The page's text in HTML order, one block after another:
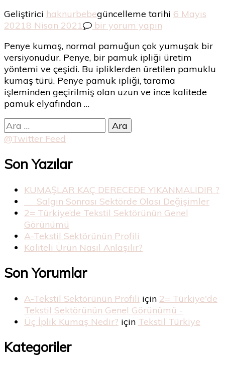
Geliştirici haknurbebegüncelleme tarihi 6 Mayıs
20218 Nisan 2021
Penye
Nedir?
için
bir yorum yapın
Penye kumaş, normal pamuğun çok yumuşak bir
versiyonudur. Penye, bir pamuk ipliği üretim
yöntemi ve çeşidi. Bu ipliklerden üretilen pamuklu
kumaş türü. Penye pamuk ipliği, tarama
işleminden geçirilmiş olan uzun ve ince kalitede
pamuk elyafından …
Arama:
@Twitter Feed
Son Yazılar
KUMAŞLAR KAÇ DERECEDE YIKANMALIDIR ?
Salgın Sonrası Sektörde Olası Değişimler
2= Türkiye’de Tekstil Sektörünün Genel
Görünümü
A-Tekstil Sektörünün Profili
Kaliteli Ürün Nasıl Anlaşılır?
Son Yorumlar
A-Tekstil Sektörünün Profili için 2= Türkiye'de
Tekstil Sektörünün Genel Görünümü -
Üç İplik Kumaş Nedir? için Tekstil Türkiye
Kategoriler